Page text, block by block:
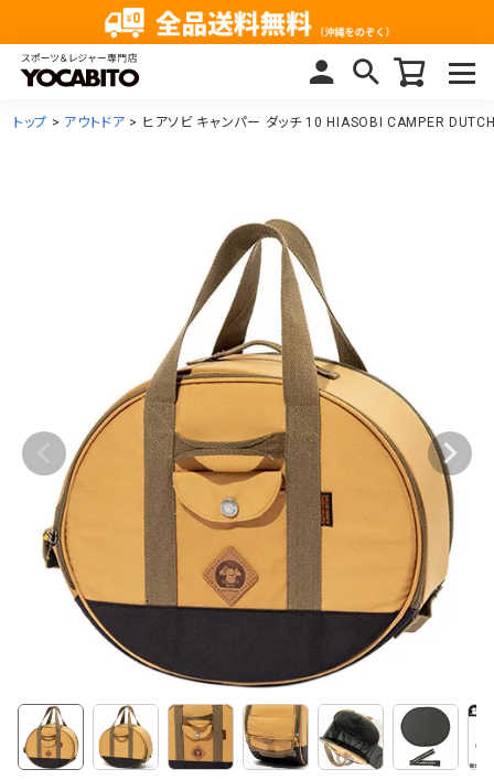
トップ アウトドア ヒアソビ キャンパー ダッチ 10 HIASOBI CAMPER